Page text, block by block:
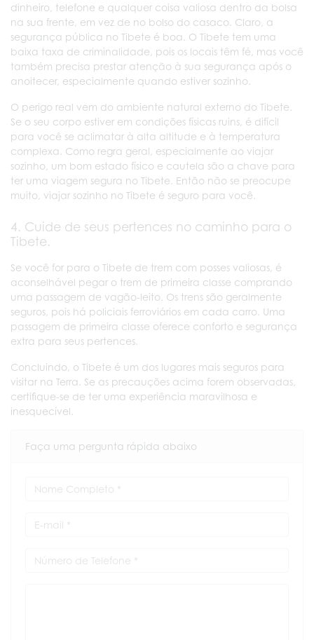
dinheiro, telefone e qualquer coisa valiosa dentro da bolsa
na sua frente, em vez de no bolso do casaco. Claro, a
segurança pública no Tibete é boa. O Tibete tem uma
baixa taxa de criminalidade, pois os locais têm fé, mas você
também precisa prestar atenção à sua segurança após o
anoitecer, especialmente quando estiver sozinho.
O perigo real vem do ambiente natural externo do Tibete.
Se o seu corpo estiver em condições físicas ruins, é difícil
para você se aclimatar à alta altitude e à temperatura
complexa. Como regra geral, especialmente ao viajar
sozinho, um bom estado físico e cautela são a chave para
ter uma viagem segura no Tibete. Então não se preocupe
muito, viajar sozinho no Tibete é seguro para você.
4. Cuide de seus pertences no caminho para o
Tibete.
Se você for para o Tibete de trem com posses valiosas, é
aconselhável pegar o trem de primeira classe comprando
uma passagem de vagão-leito. Os trens são geralmente
seguros, pois há policiais ferroviários em cada carro. Uma
passagem de primeira classe oferece conforto e segurança
extra para seus pertences.
Concluindo, o Tibete é um dos lugares mais seguros para
visitar na Terra. Se as precauções acima forem observadas,
certifique-se de ter uma experiência maravilhosa e
inesquecível.
Faça uma pergunta rápida abaixo